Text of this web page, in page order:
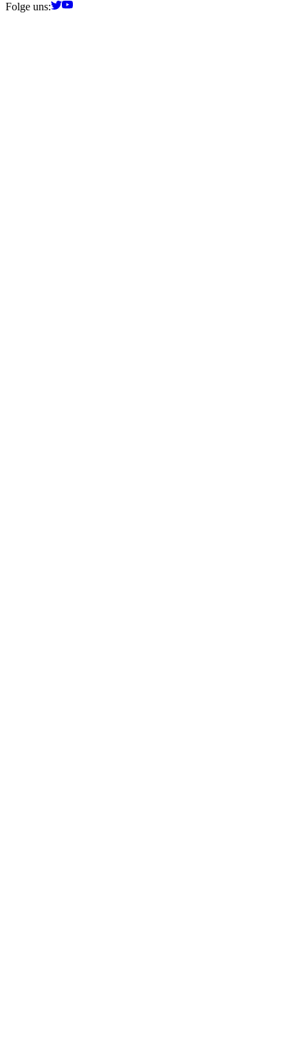
Folge uns: